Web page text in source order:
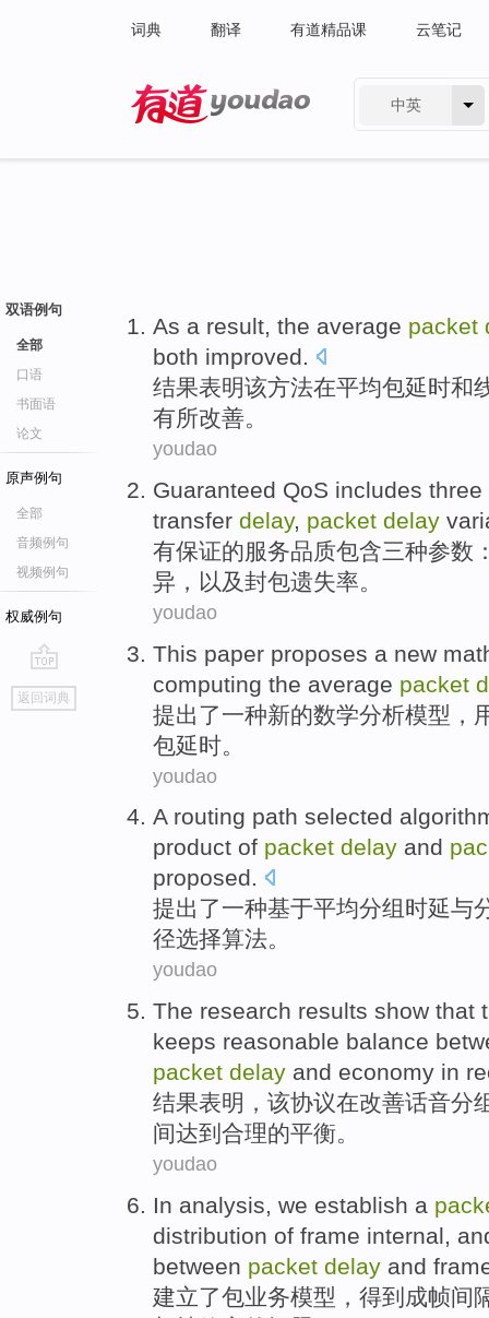
词典 翻译 有道精品课 云笔记
中英
双语例句
全部
口语
书面语
论文
原声例句
全部
音频例句
视频例句
权威例句
go
top
返回词典
As a result, the average packet
both improved.
结果表明该方法在平均包延时和
有所改善。
youdao
Guaranteed QoS includes three
transfer delay, packet delay
有保证的服务品质包含三种参数
异 ， 以及封包遗失率。
youdao
This paper proposes a new
computing the average packet
提出了一种新的数学分析模型 ，
包延时。
youdao
A routing path selected
product of packet delay and
proposed.
提出了一种基于平均分组时延与
径选择算法。
youdao
The research results show that
keeps reasonable balance
packet delay and economy in
结果表明 ， 该协议在改善话音分
间达到 合理的平衡。
youdao
In analysis, we establish a
distribution of frame internal,
between packet delay and
建立了包业务模型 ， 得到 成帧间